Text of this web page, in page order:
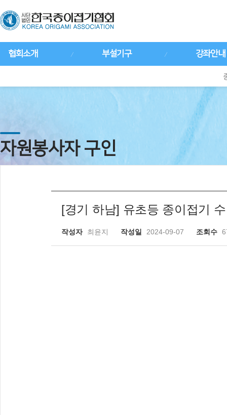
협회소개 부설기구 강좌안내
자원봉사자 구인
[경기 하남] 유초등 종이접기
작성자 최윤지 작성일 2024-09-07 조회수